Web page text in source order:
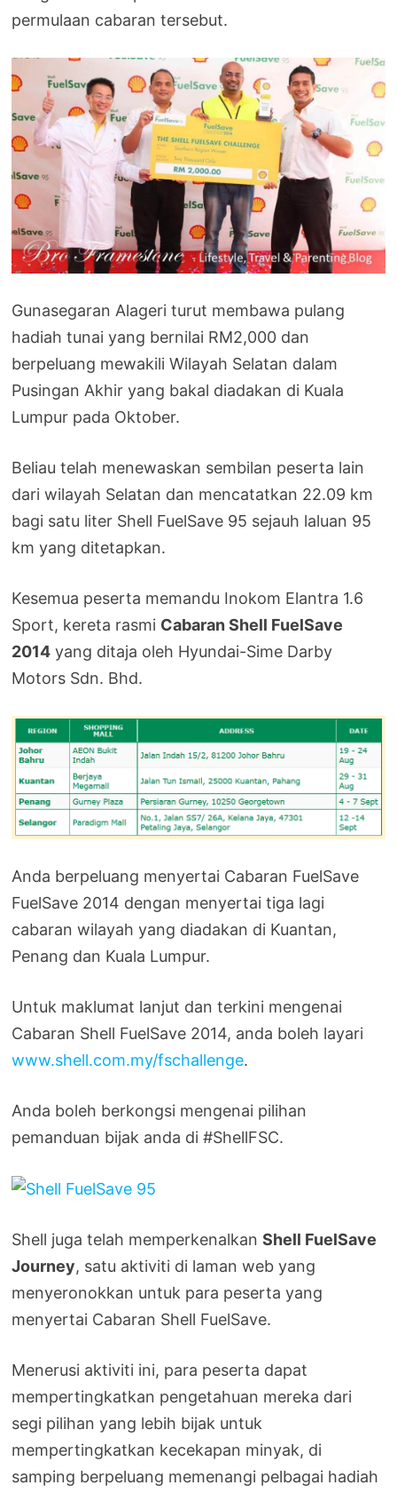
permulaan cabaran tersebut.
Gunasegaran Alageri turut membawa pulang
hadiah tunai yang bernilai RM2,000 dan
berpeluang mewakili Wilayah Selatan dalam
Pusingan Akhir yang bakal diadakan di Kuala
Lumpur pada Oktober.
Beliau telah menewaskan sembilan peserta lain
dari wilayah Selatan dan mencatatkan 22.09 km
bagi satu liter Shell FuelSave 95 sejauh laluan 95
km yang ditetapkan.
Kesemua peserta memandu Inokom Elantra 1.6
Sport, kereta rasmi Cabaran Shell FuelSave
2014 yang ditaja oleh Hyundai-Sime Darby
Motors Sdn. Bhd.
Anda berpeluang menyertai Cabaran FuelSave
FuelSave 2014 dengan menyertai tiga lagi
cabaran wilayah yang diadakan di Kuantan,
Penang dan Kuala Lumpur.
Untuk maklumat lanjut dan terkini mengenai
Cabaran Shell FuelSave 2014, anda boleh layari
www.shell.com.my/fschallenge.
Anda boleh berkongsi mengenai pilihan
pemanduan bijak anda di #ShellFSC.
Shell juga telah memperkenalkanShell FuelSave
Journey, satu aktiviti di laman web yang
menyeronokkan untuk para peserta yang
menyertai Cabaran Shell FuelSave.
Menerusi aktiviti ini, para peserta dapat
mempertingkatkan pengetahuan mereka dari
segi pilihan yang lebih bijak untuk
mempertingkatkan kecekapan minyak, di
samping berpeluang memenangi pelbagai hadiah